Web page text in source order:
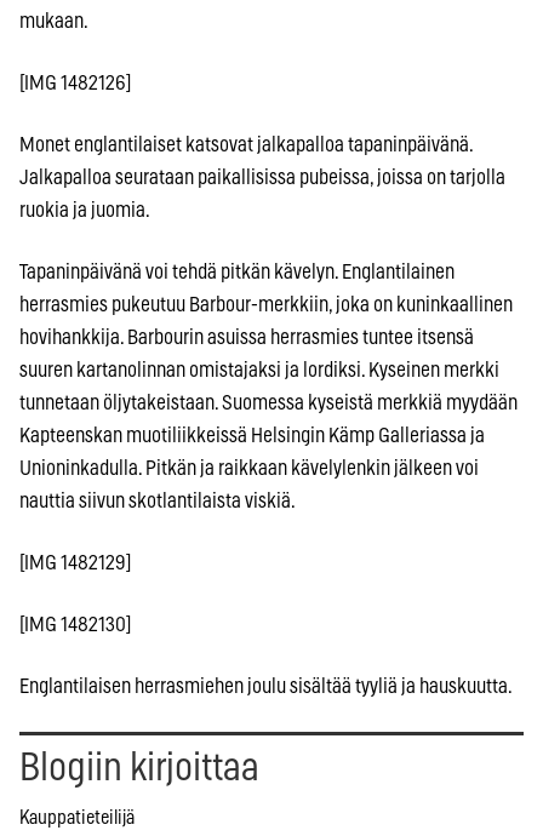
mukaan.
[IMG 1482126]
Monet englantilaiset katsovat jalkapalloa tapaninpäivänä.
Jalkapalloa seurataan paikallisissa pubeissa, joissa on tarjolla
ruokia ja juomia.
Tapaninpäivänä voi tehdä pitkän kävelyn. Englantilainen
herrasmies pukeutuu Barbour-merkkiin, joka on kuninkaallinen
hovihankkija. Barbourin asuissa herrasmies tuntee itsensä
suuren kartanolinnan omistajaksi ja lordiksi. Kyseinen merkki
tunnetaan öljytakeistaan. Suomessa kyseistä merkkiä myydään
Kapteenskan muotiliikkeissä Helsingin Kämp Galleriassa ja
Unioninkadulla. Pitkän ja raikkaan kävelylenkin jälkeen voi
nauttia siivun skotlantilaista viskiä.
[IMG 1482129]
[IMG 1482130]
Englantilaisen herrasmiehen joulu sisältää tyyliä ja hauskuutta.
Blogiin kirjoittaa
Kauppatieteilijä